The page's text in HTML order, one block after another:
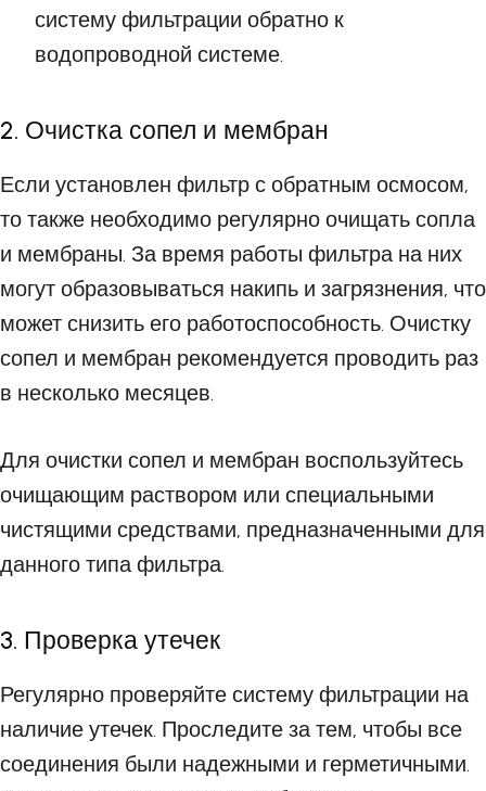
систему фильтрации обратно к
водопроводной системе.
2. Очистка сопел и мембран
Если установлен фильтр с обратным осмосом,
то также необходимо регулярно очищать сопла
и мембраны. За время работы фильтра на них
могут образовываться накипь и загрязнения, что
может снизить его работоспособность. Очистку
сопел и мембран рекомендуется проводить раз
в несколько месяцев.
Для очистки сопел и мембран воспользуйтесь
очищающим раствором или специальными
чистящими средствами, предназначенными для
данного типа фильтра.
3. Проверка утечек
Регулярно проверяйте систему фильтрации на
наличие утечек. Проследите за тем, чтобы все
соединения были надежными и герметичными.